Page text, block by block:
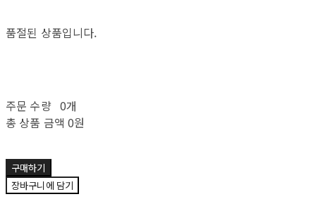
품절된 상품입니다.
주문 수량 0개
총 상품 금액 0원
구매하기
장바구니에 담기